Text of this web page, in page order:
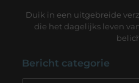
Duik in een uitgebreide
die het dagelijks leven
Bericht categorie